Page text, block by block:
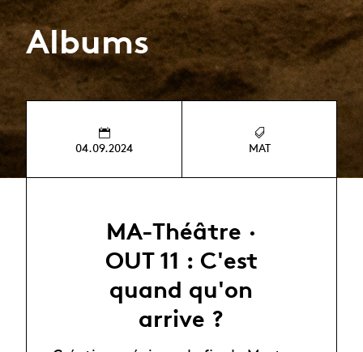
Albums
04.09.2024 MAT
MA-Théâtre ·
OUT 11 : C'est
quand qu'on
arrive ?